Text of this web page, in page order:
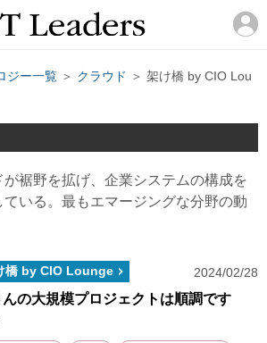
ジー一覧 ＞ クラウド ＞ 架け橋 by CIO Lou
裾野を拡げ、企業システムの構成を
いる。最もエマージングな分野の動
橋 by CIO Lounge 2024/02/28
んの大規模プロジェクトは順調です